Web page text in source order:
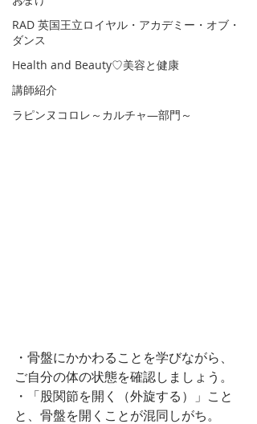
RAD 英国王立ロイヤル・アカデミー・オブ・
ダンス
Health and Beauty♡美容と健康
講師紹介
ラピンヌコロレ～カルチャ―部門～
・骨盤にかかわることを学びながら、
ご自分の体の状態を確認しましょう。
・「股関節を開く（外旋する）」こと
と、骨盤を開くことが混同しがち。